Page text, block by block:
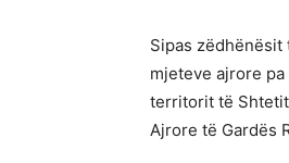
Sipas zëdhënësit
mjeteve ajrore
territorit të Shtetit
Ajrore të Gardës